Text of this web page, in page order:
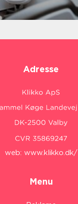
Adresse
web: www.klikko.dk/
Menu